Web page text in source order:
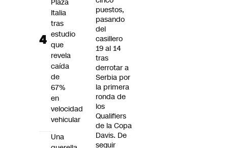
puestos,
pasando
del
casillero
19 al 14
tras
derrotar a
Serbia por
la primera
ronda de
los
Qualifiers
de la Copa
Davis. De
seguir
Plaza
Italia
tras
estudio
que
revela
caída
de
67%
en
velocidad
vehicular
Una